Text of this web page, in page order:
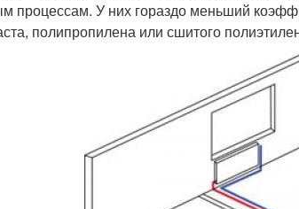
процессам. У них гораздо меньший
полипропилена или сшитого